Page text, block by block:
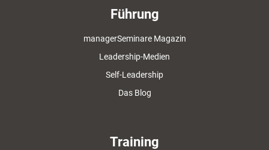
Führung
managerSeminare Magazin
Leadership-Medien
Self-Leadership
Das Blog
Training